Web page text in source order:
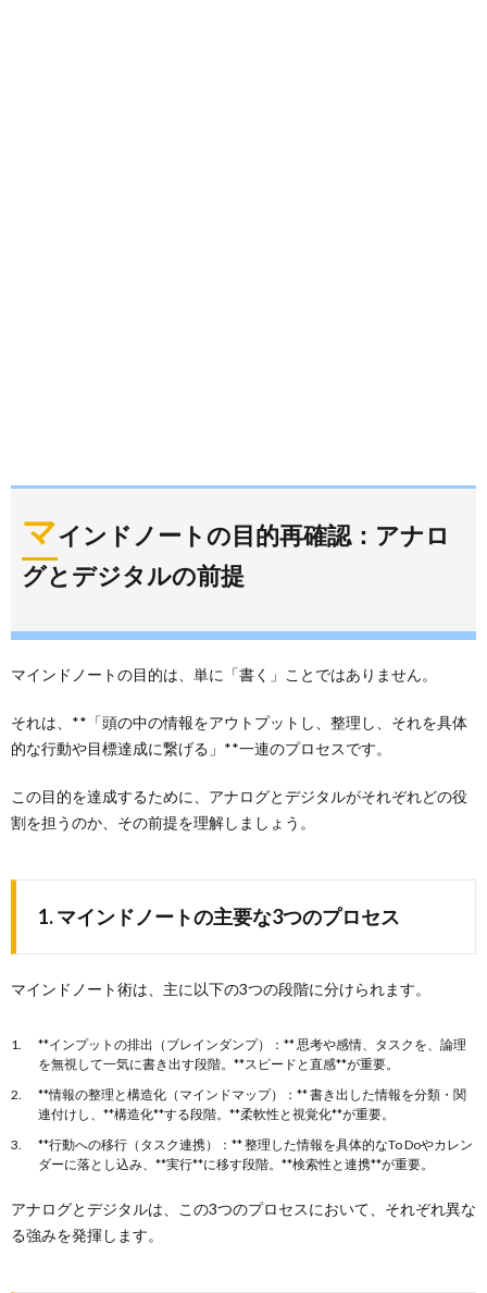
マインドノートの目的再確認：アナロ
グとデジタルの前提
マインドノートの目的は、単に「書く」ことではありません。
それは、**「頭の中の情報をアウトプットし、整理し、それを具体
的な行動や目標達成に繋げる」**一連のプロセスです。
この目的を達成するために、アナログとデジタルがそれぞれどの役
割を担うのか、その前提を理解しましょう。
1. マインドノートの主要な3つのプロセス
マインドノート術は、主に以下の3つの段階に分けられます。
**インプットの排出（ブレインダンプ）：** 思考や感情、タスクを、論理
を無視して一気に書き出す段階。**スピードと直感**が重要。
**情報の整理と構造化（マインドマップ）：** 書き出した情報を分類・関
連付けし、**構造化**する段階。**柔軟性と視覚化**が重要。
**行動への移行（タスク連携）：** 整理した情報を具体的なTo Doやカレン
ダーに落とし込み、**実行**に移す段階。**検索性と連携**が重要。
アナログとデジタルは、この3つのプロセスにおいて、それぞれ異な
る強みを発揮します。